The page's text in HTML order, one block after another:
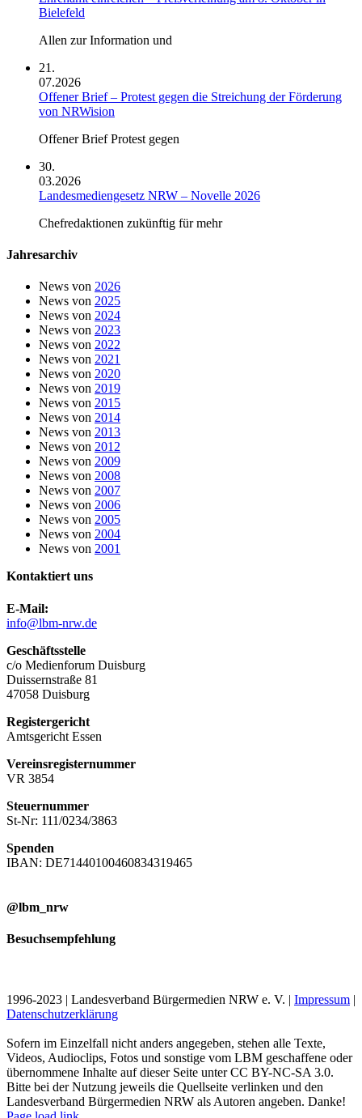
Bielefeld
Allen zur Information und
21.
07.2026
Offener Brief – Protest gegen die Streichung der Förderung
von NRWision
Offener Brief Protest gegen
30.
03.2026
Landesmediengesetz NRW – Novelle 2026
Chefredaktionen zukünftig für mehr
Jahresarchiv
News von 2026
News von 2025
News von 2024
News von 2023
News von 2022
News von 2021
News von 2020
News von 2019
News von 2015
News von 2014
News von 2013
News von 2012
News von 2009
News von 2008
News von 2007
News von 2006
News von 2005
News von 2004
News von 2001
Kontaktiert uns
E-Mail:
info@lbm-nrw.de
Geschäftsstelle
c/o Medienforum Duisburg
Duissernstraße 81
47058 Duisburg
Registergericht
Amtsgericht Essen
Vereinsregisternummer
VR 3854
Steuernummer
St-Nr: 111/0234/3863
Spenden
IBAN: DE71440100460834319465
@lbm_nrw
Besuchsempfehlung
1996-2023 | Landesverband Bürgermedien NRW e. V. | Impressum |
Datenschutzerklärung
Sofern im Einzelfall nicht anders angegeben, stehen alle Texte,
Videos, Audioclips, Fotos und sonstige vom LBM geschaffene oder
übernommene Inhalte auf dieser Seite unter CC BY-NC-SA 3.0.
Bitte bei der Nutzung jeweils die Quellseite verlinken und den
Landesverband Bürgermedien NRW als Autoren angeben. Danke!